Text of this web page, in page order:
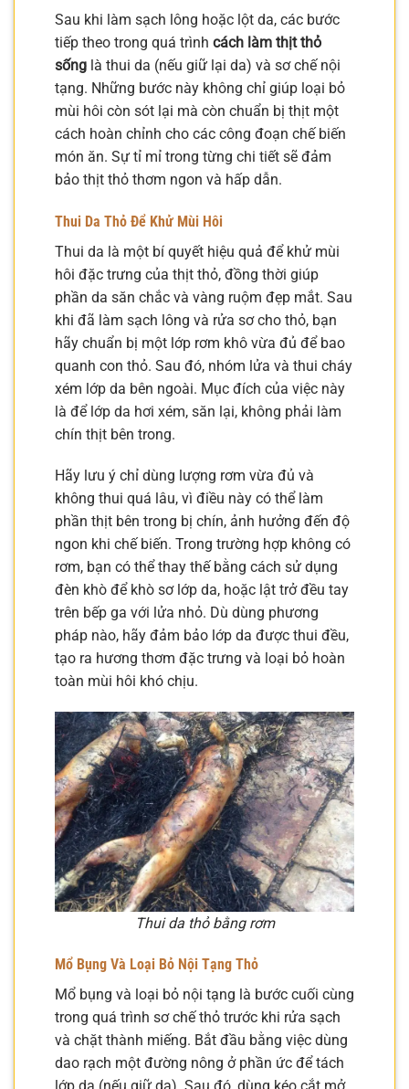
Sau khi làm sạch lông hoặc lột da, các bước
tiếp theo trong quá trình cách làm thịt thỏ
sống là thui da (nếu giữ lại da) và sơ chế nội
tạng. Những bước này không chỉ giúp loại bỏ
mùi hôi còn sót lại mà còn chuẩn bị thịt một
cách hoàn chỉnh cho các công đoạn chế biến
món ăn. Sự tỉ mỉ trong từng chi tiết sẽ đảm
bảo thịt thỏ thơm ngon và hấp dẫn.
Thui Da Thỏ Để Khử Mùi Hôi
Thui da là một bí quyết hiệu quả để khử mùi
hôi đặc trưng của thịt thỏ, đồng thời giúp
phần da săn chắc và vàng ruộm đẹp mắt. Sau
khi đã làm sạch lông và rửa sơ cho thỏ, bạn
hãy chuẩn bị một lớp rơm khô vừa đủ để bao
quanh con thỏ. Sau đó, nhóm lửa và thui cháy
xém lớp da bên ngoài. Mục đích của việc này
là để lớp da hơi xém, săn lại, không phải làm
chín thịt bên trong.
Hãy lưu ý chỉ dùng lượng rơm vừa đủ và
không thui quá lâu, vì điều này có thể làm
phần thịt bên trong bị chín, ảnh hưởng đến độ
ngon khi chế biến. Trong trường hợp không có
rơm, bạn có thể thay thế bằng cách sử dụng
đèn khò để khò sơ lớp da, hoặc lật trở đều tay
trên bếp ga với lửa nhỏ. Dù dùng phương
pháp nào, hãy đảm bảo lớp da được thui đều,
tạo ra hương thơm đặc trưng và loại bỏ hoàn
toàn mùi hôi khó chịu.
Thui da thỏ bằng rơm
Mổ Bụng Và Loại Bỏ Nội Tạng Thỏ
Mổ bụng và loại bỏ nội tạng là bước cuối cùng
trong quá trình sơ chế thỏ trước khi rửa sạch
và chặt thành miếng. Bắt đầu bằng việc dùng
dao rạch một đường nông ở phần ức để tách